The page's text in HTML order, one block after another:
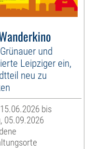
und
Leipziger ein,
neu zu
bis
05.09.2026